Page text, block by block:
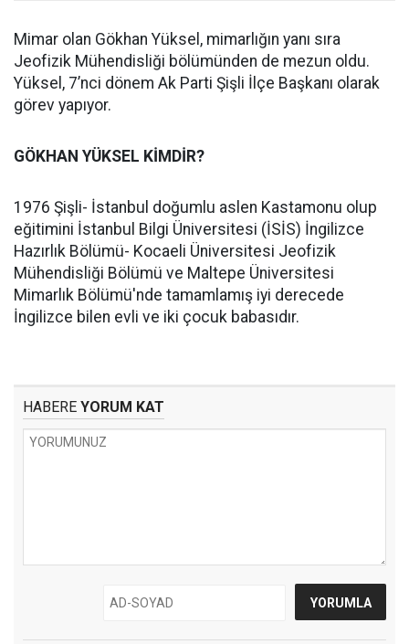
Mimar olan Gökhan Yüksel, mimarlığın yanı sıra
Jeofizik Mühendisliği bölümünden de mezun oldu.
Yüksel, 7’nci dönem Ak Parti Şişli İlçe Başkanı olarak
görev yapıyor.
GÖKHAN YÜKSEL KİMDİR?
1976 Şişli- İstanbul doğumlu aslen Kastamonu olup
eğitimini İstanbul Bilgi Üniversitesi (İSİS) İngilizce
Hazırlık Bölümü- Kocaeli Üniversitesi Jeofizik
Mühendisliği Bölümü ve Maltepe Üniversitesi
Mimarlık Bölümü'nde tamamlamış iyi derecede
İngilizce bilen evli ve iki çocuk babasıdır.
HABERE YORUM KAT